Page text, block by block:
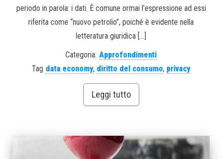
periodo in parola: i dati. È comune ormai l’espressione ad essi
riferita come “nuovo petrolio”, poiché è evidente nella
letteratura giuridica […]
Categoria: Approfondimenti
Tag data economy, diritto del consumo, privacy
Leggi tutto